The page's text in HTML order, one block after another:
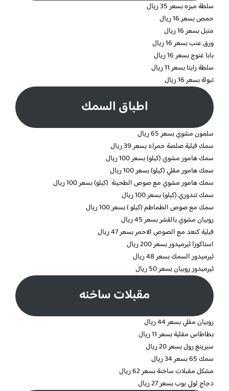
سلطة ميزه بسعر 35 ريال
حمص بسعر 16 ريال
متبل بسعر 16 ريال
ورق عنب بسعر 16 ريال
بابا غنوج بسعر 16 ريال
سلطة رايتا بسعر 11 ريال
تبولة بسعر 16 ريال
اطباق السمك
سلمون مشوي بسعر 65 ريال
سمك فيلية صلصة حمراء يسعر 39 ريال
سمك هامور مشوي (كيلو) بسعر 100 ريال
سمك هامور مقلي (كيلو) بسعر 100 ريال
سمك هامور مشوي مع صوص الطحينة (كيلو) بسعر 100 ريال
سمك تندوري (كيلو) بسعر 100 ريال
سمك مع صوص الطماطم (كيلو ) بسعر 100 ريال
روبيان مشوي بالقشر بسعر 45 ريال
فيلية كنعد مع الصوص الاحمر بسعر 47 ريال
استاكوزا ثيرميدور بسعر 200 ريال
ثيرميدور السمك بسعر 48 ريال
ثيرميدور روبيان بسعر 50 ريال
مقبلات ساخنه
روبيان مقلي بسعر 44 ريال
بطاطاس مقلية بسعر 11 ريال
سبرينغ رول بسعر 20 ريال
سمك 65 بسعر 34 ريال
مشكل مقبلات ساخنة بسعر 62 ريال
دجاج لولي بوب بسعر 27 ريال